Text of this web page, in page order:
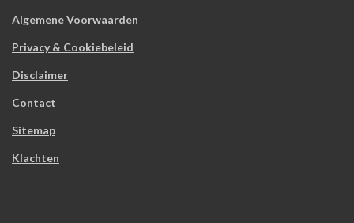
Algemene Voorwaarden
Privacy & Cookiebeleid
Disclaimer
Contact
Sitemap
Klachten